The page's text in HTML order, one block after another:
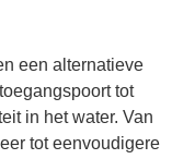
een alternatieve
tot
in het water. Van
tot eenvoudigere